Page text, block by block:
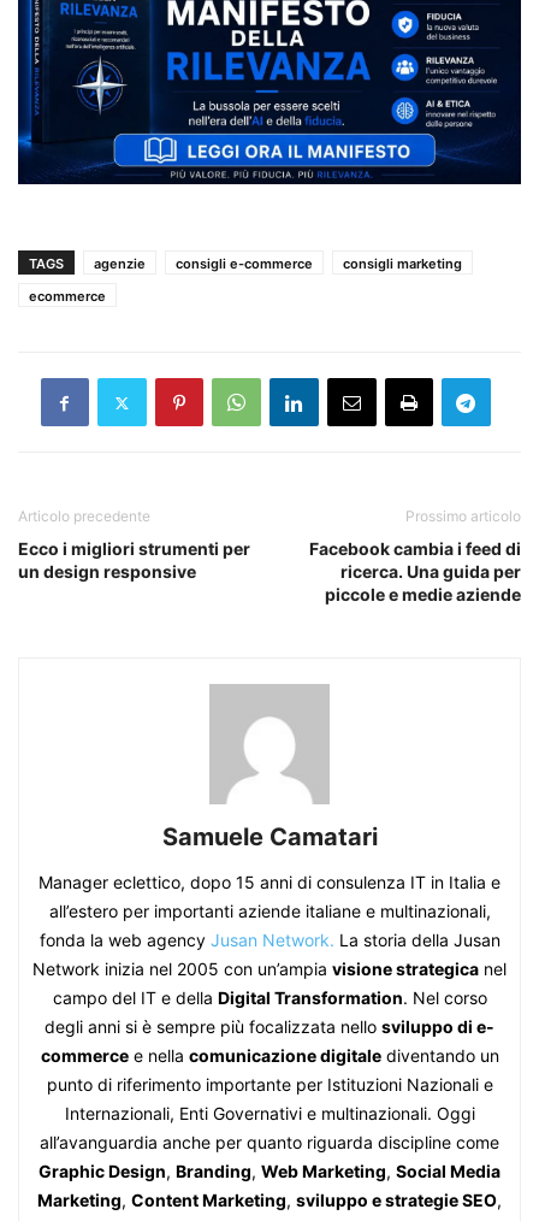
TAGS agenzie consigli e-commerce
consigli marketing
ecommerce
Articolo precedente
Ecco i migliori strumenti per
un design responsive
Prossimo articolo
Facebook cambia i feed di
ricerca. Una guida per
piccole e medie aziende
Samuele Camatari
Manager eclettico, dopo 15 anni di consulenza IT in Italia e
all’estero per importanti aziende italiane e multinazionali,
fonda la web agency Jusan Network. La storia della Jusan
Network inizia nel 2005 con un’ampia visione strategica nel
campo del IT e della Digital Transformation. Nel corso
degli anni si è sempre più focalizzata nello sviluppo di e-
commercee nella comunicazione digitalediventando un
punto di riferimento importante per Istituzioni Nazionali e
Internazionali, Enti Governativi e multinazionali. Oggi
all’avanguardia anche per quanto riguarda discipline come
Graphic Design, Branding, Web Marketing, Social Media
Marketing, Content Marketing, sviluppo e strategie SEO,